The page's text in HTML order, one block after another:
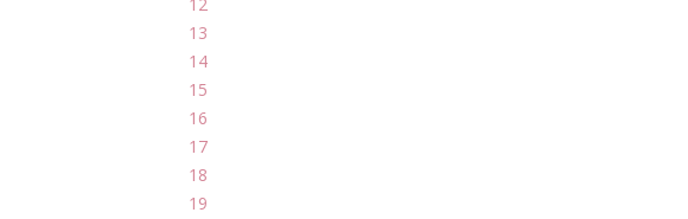
13
14
15
16
17
18
19